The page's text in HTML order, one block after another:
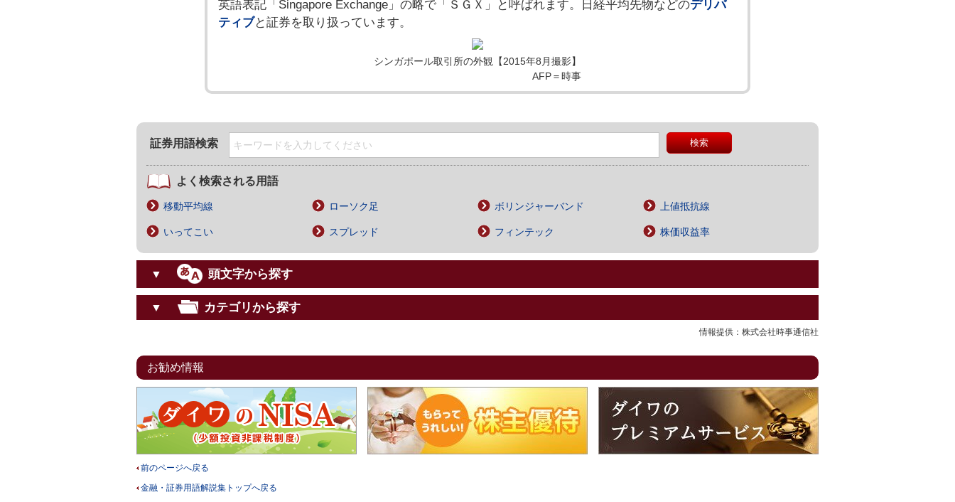
英語表記「Singapore Exchange」の略で「ＳＧＸ」と呼ばれます。日経平均先物などのデリバ
ティブと証券を取り扱っています。
シンガポール取引所の外観【2015年8月撮影】
AFP＝時事
証券用語検索
よく検索される用語
移動平均線 ローソク足 ボリンジャーバンド 上値抵抗線
いってこい スプレッド フィンテック 株価収益率
▼ 頭文字から探す
▼ カテゴリから探す
情報提供：株式会社時事通信社
お勧め情報
前のページへ戻る
金融・証券用語解説集トップへ戻る